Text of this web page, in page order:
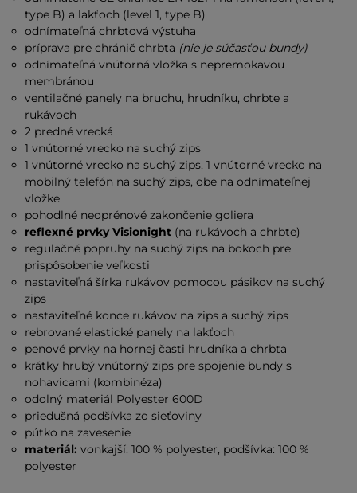
type B) a lakťoch (level 1, type B)
odnímateľná chrbtová výstuha
príprava pre chránič chrbta (nie je súčasťou bundy)
odnímateľná vnútorná vložka s nepremokavou
membránou
ventilačné panely na bruchu, hrudníku, chrbte a
rukávoch
2 predné vrecká
1 vnútorné vrecko na suchý zips
1 vnútorné vrecko na suchý zips, 1 vnútorné vrecko na
mobilný telefón na suchý zips, obe na odnímateľnej
vložke
pohodlné neoprénové zakončenie goliera
reflexné prvky Visionight (na rukávoch a chrbte)
regulačné popruhy na suchý zips na bokoch pre
prispôsobenie veľkosti
nastaviteľná šírka rukávov pomocou pásikov na suchý
zips
nastaviteľné konce rukávov na zips a suchý zips
rebrované elastické panely na lakťoch
penové prvky na hornej časti hrudníka a chrbta
krátky hrubý vnútorný zips pre spojenie bundy s
nohavicami (kombinéza)
odolný materiál Polyester 600D
priedušná podšívka zo sieťoviny
pútko na zavesenie
materiál:vonkajší: 100 % polyester, podšívka: 100 %
polyester